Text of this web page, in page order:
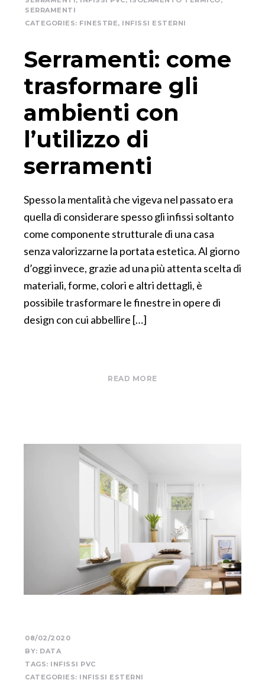
SERRAMENTI
CATEGORIES: FINESTRE, INFISSI ESTERNI
Serramenti: come
trasformare gli
ambienti con
l’utilizzo di
serramenti
Spesso la mentalità che vigeva nel passato era
quella di considerare spesso gli infissi soltanto
come componente strutturale di una casa
senza valorizzarne la portata estetica. Al giorno
d’oggi invece, grazie ad una più attenta scelta di
materiali, forme, colori e altri dettagli, è
possibile trasformare le finestre in opere di
design con cui abbellire […]
READ MORE
08/02/2020
BY: DATA
TAGS: INFISSI PVC
CATEGORIES: INFISSI ESTERNI